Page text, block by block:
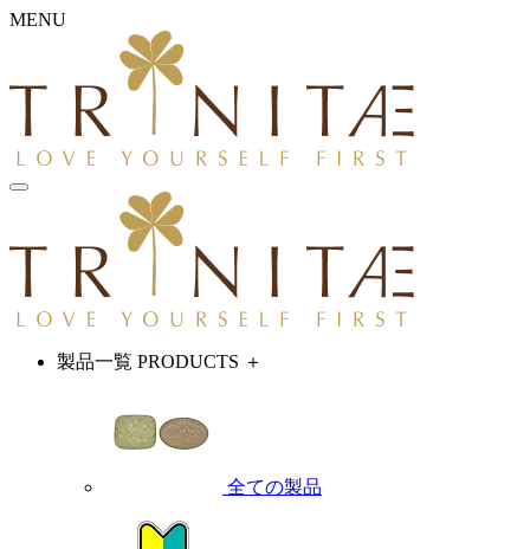
MENU
製品一覧 PRODUCTS ＋
全ての製品